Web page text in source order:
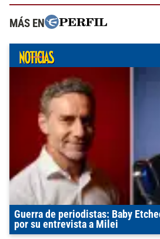
MÁS EN
Guerra de periodistas: Baby
por su entrevista a Milei